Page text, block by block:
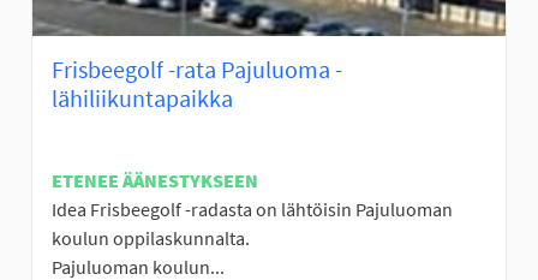
Frisbeegolf -rata Pajuluoma -
lähiliikuntapaikka
ETENEE ÄÄNESTYKSEEN
Idea Frisbeegolf -radasta on lähtöisin Pajuluoman
koulun oppilaskunnalta.
Pajuluoman koulun...